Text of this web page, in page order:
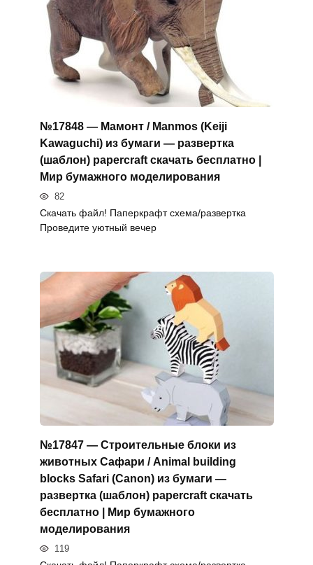
№17848 — Мамонт / Manmos (Keiji
Kawaguchi) из бумаги — развертка
(шаблон) papercraft скачать бесплатно |
Мир бумажного моделирования
82
Скачать файл! Паперкрафт схема/развертка
Проведите уютный вечер
№17847 — Строительные блоки из
животных Сафари / Animal building
blocks Safari (Canon) из бумаги —
развертка (шаблон) papercraft скачать
бесплатно | Мир бумажного
моделирования
119